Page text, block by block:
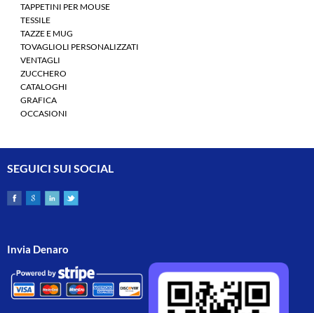
TAPPETINI PER MOUSE
TESSILE
TAZZE E MUG
TOVAGLIOLI PERSONALIZZATI
VENTAGLI
ZUCCHERO
CATALOGHI
GRAFICA
OCCASIONI
SEGUICI SUI SOCIAL
Invia Denaro